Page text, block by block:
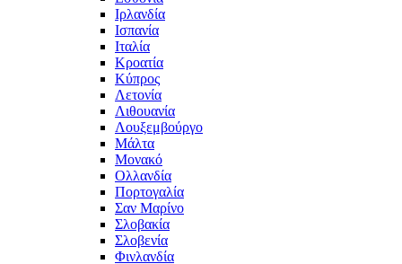
Ιρλανδία
Ισπανία
Ιταλία
Κροατία
Κύπρος
Λετονία
Λιθουανία
Λουξεμβούργο
Μάλτα
Μονακό
Ολλανδία
Πορτογαλία
Σαν Μαρίνο
Σλοβακία
Σλοβενία
Φινλανδία